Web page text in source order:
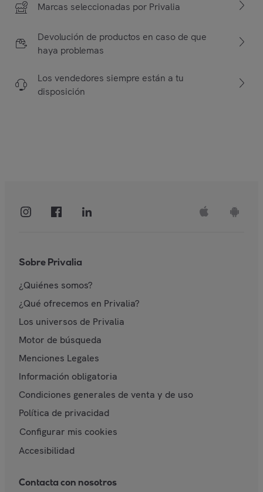
Marcas seleccionadas por Privalia
Devolución de productos en caso de que
haya problemas
Los vendedores siempre están a tu
disposición
Sobre Privalia
¿Quiénes somos?
¿Qué ofrecemos en Privalia?
Los universos de Privalia
Motor de búsqueda
Menciones Legales
Información obligatoria
Condiciones generales de venta y de uso
Política de privacidad
Configurar mis cookies
Accesibilidad
Contacta con nosotros